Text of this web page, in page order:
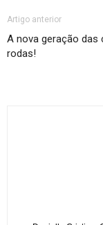
Artigo anterior
A nova geração das
rodas!